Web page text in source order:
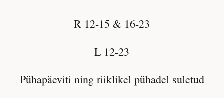
R 12-15 & 16-23
L 12-23
Pühapäeviti ning riiklikel pühadel suletud